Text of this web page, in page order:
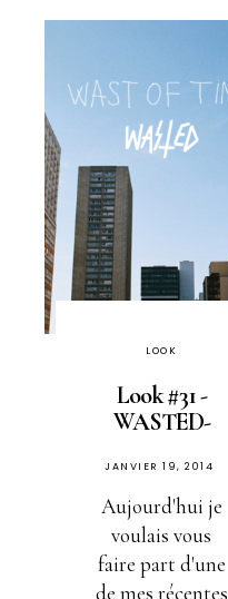
LOOK
Look #31 -
WASTED-
PUBLIÉ
JANVIER 19, 2014
Aujourd'hui je
voulais vous
faire part d'une
de mes récentes